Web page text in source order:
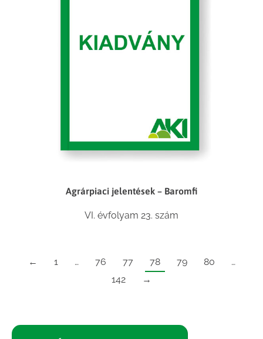
Agrárpiaci jelentések – Baromfi
VI. évfolyam 23. szám
← 1 … 76 77 78 79 80
…
142
→